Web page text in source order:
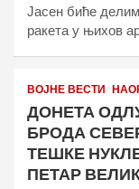
Јасен биће
ракета у њихов
ВОЈНЕ ВЕСТИ
ДОНЕТА
БРОДА
ТЕШКЕ
ПЕТАР